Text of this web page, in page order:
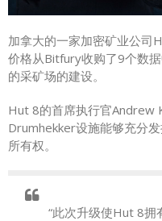
加拿大的一家加密矿业公司
价格从Bitfury收购了9个数
的采矿场的建设。
Hut 8的首席执行官Andrew
Drumhekker设施能够充分
所有权。
“此次升级使Hut 8